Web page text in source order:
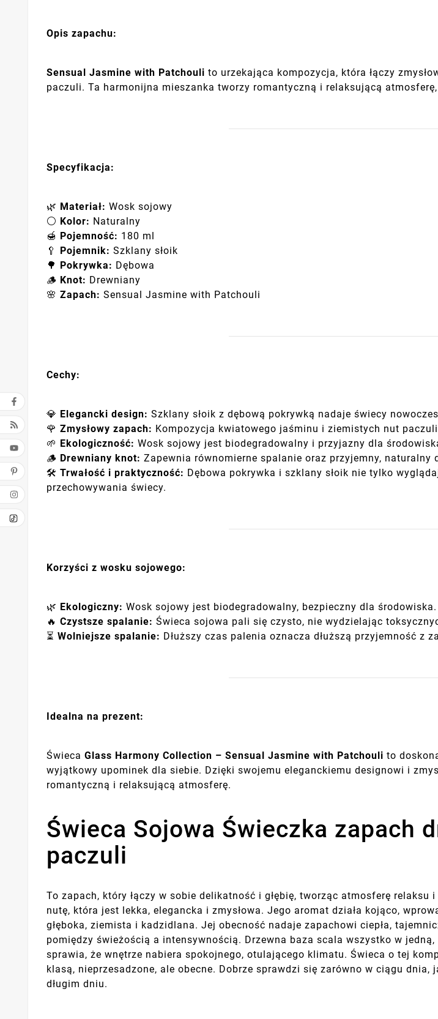
Opis zapachu:
Sensual Jasmine with Patchouli to urzekająca kompozycja, która łączy
paczuli. Ta harmonijna mieszanka tworzy romantyczną i relaksującą
Specyfikacja:
🌿 Materiał: Wosk sojowy
⚪ Kolor: Naturalny
🍯 Pojemność: 180 ml
🥄 Pojemnik: Szklany słoik
🌳 Pokrywka: Dębowa
🪵 Knot: Drewniany
🌸 Zapach: Sensual Jasmine with Patchouli
Cechy:
💎 Elegancki design: Szklany słoik z dębową pokrywką nadaje świecy
🌹 Zmysłowy zapach: Kompozycja kwiatowego jaśminu i ziemistych nut
🌱 Ekologiczność: Wosk sojowy jest biodegradowalny i przyjazny dla
🪵 Drewniany knot: Zapewnia równomierne spalanie oraz przyjemny,
🛠️ Trwałość i praktyczność: Dębowa pokrywka i szklany słoik nie tylko
przechowywania świecy.
Korzyści z wosku sojowego:
🌿 Ekologiczny: Wosk sojowy jest biodegradowalny, bezpieczny dla środowiska.
🔥 Czystsze spalanie: Świeca sojowa pali się czysto, nie wydzielając
⏳ Wolniejsze spalanie: Dłuższy czas palenia oznacza dłuższą przyjemność z
Idealna na prezent:
Świeca Glass Harmony Collection – Sensual Jasmine with Patchouli to
wyjątkowy upominek dla siebie. Dzięki swojemu eleganckiemu designowi i
romantyczną i relaksującą atmosferę.
Świeca Sojowa Świeczka zapach
paczuli
To zapach, który łączy w sobie delikatność i głębię, tworząc atmosferę
nutę, która jest lekka, elegancka i zmysłowa. Jego aromat działa kojąco,
głęboka, ziemista i kadzidlana. Jej obecność nadaje zapachowi ciepła,
pomiędzy świeżością a intensywnością. Drzewna baza scala wszystko w
sprawia, że wnętrze nabiera spokojnego, otulającego klimatu. Świeca o tej
klasą, nieprzesadzone, ale obecne. Dobrze sprawdzi się zarówno w ciągu
długim dniu.